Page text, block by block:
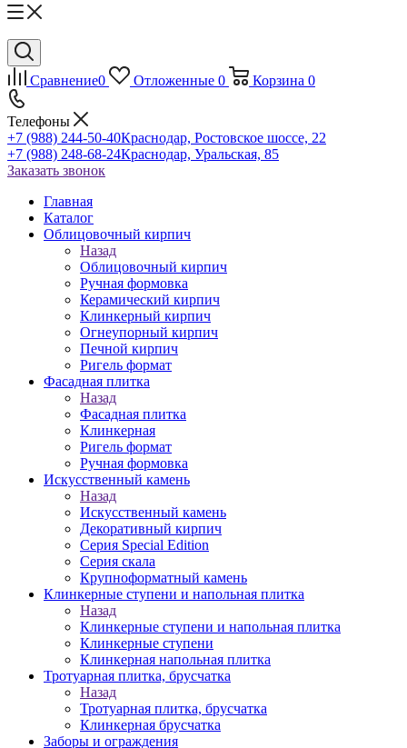
Сравнение0 Отложенные 0 Корзина 0
Телефоны
+7 (988) 244-50-40Краснодар, Ростовское шоссе, 22
+7 (988) 248-68-24Краснодар, Уральская, 85
Заказать звонок
Главная
Каталог
Облицовочный кирпич
Назад
Облицовочный кирпич
Ручная формовка
Керамический кирпич
Клинкерный кирпич
Огнеупорный кирпич
Печной кирпич
Ригель формат
Фасадная плитка
Назад
Фасадная плитка
Клинкерная
Ригель формат
Ручная формовка
Искусственный камень
Назад
Искусственный камень
Декоративный кирпич
Серия Special Edition
Серия скала
Крупноформатный камень
Клинкерные ступени и напольная плитка
Назад
Клинкерные ступени и напольная плитка
Клинкерные ступени
Клинкерная напольная плитка
Тротуарная плитка, брусчатка
Назад
Тротуарная плитка, брусчатка
Клинкерная брусчатка
Заборы и ограждения